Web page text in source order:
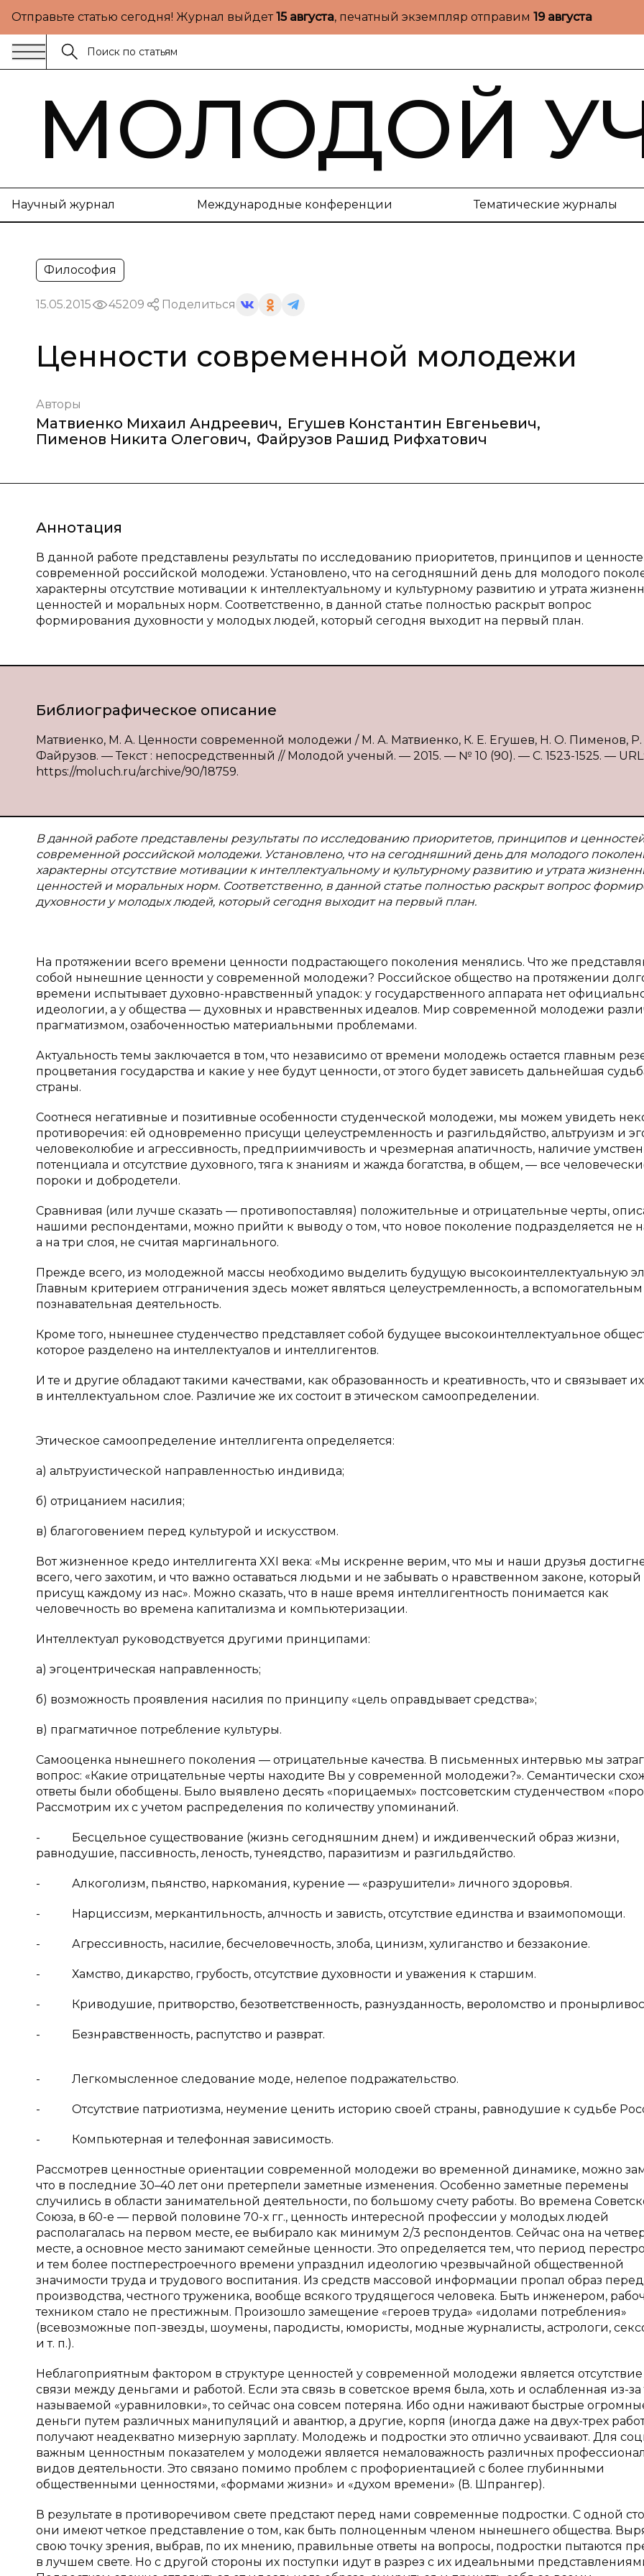
Отправьте статью сегодня! Журнал выйдет15 августа, печатный экземпляр отправим 19 августа
МОЛОДОЙ
Научный журнал Международные конференции Тематические журналы
Философия
15.05.2015 45209 Поделиться
Ценности современной молодежи
Авторы
Матвиенко Михаил Андреевич, Егушев Константин Евгеньевич,
Пименов Никита Олегович, Файрузов Рашид Рифхатович
Аннотация
В данной работе представлены результаты по исследованию приоритетов, принципов и
современной российской молодежи. Установлено, что на сегодняшний день для молодого
характерны отсутствие мотивации к интеллектуальному и культурному развитию и утрата
ценностей и моральных норм. Соответственно, в данной статье полностью раскрыт вопрос
формирования духовности у молодых людей, который сегодня выходит на первый план.
Библиографическое описание
Матвиенко, М. А. Ценности современной молодежи / М. А. Матвиенко, К. Е. Егушев, Н. О. Пименов, Р.
Файрузов. — Текст : непосредственный // Молодой ученый. — 2015. — № 10 (90). — С. 1523-1525. — URL:
https://moluch.ru/archive/90/18759.
В данной работе представлены результаты по исследованию приоритетов, принципов и
современной российской молодежи. Установлено, что на сегодняшний день для молодого
характерны отсутствие мотивации к интеллектуальному и культурному развитию и утрата
ценностей и моральных норм. Соответственно, в данной статье полностью раскрыт вопрос
духовности у молодых людей, который сегодня выходит на первый план.
На протяжении всего времени ценности подрастающего поколения менялись. Что же
собой нынешние ценности у современной молодежи? Российское общество на протяжении
времени испытывает духовно-нравственный упадок: у государственного аппарата нет
идеологии, а у общества — духовных и нравственных идеалов. Мир современной молодежи
прагматизмом, озабоченностью материальными проблемами.
Актуальность темы заключается в том, что независимо от времени молодежь остается главным
процветания государства и какие у нее будут ценности, от этого будет зависеть дальнейшая
страны.
Соотнеся негативные и позитивные особенности студенческой молодежи, мы можем увидеть
противоречия: ей одновременно присущи целеустремленность и разгильдяйство, альтруизм и
человеколюбие и агрессивность, предприимчивость и чрезмерная апатичность, наличие
потенциала и отсутствие духовного, тяга к знаниям и жажда богатства, в общем, — все
пороки и добродетели.
Сравнивая (или лучше сказать — противопоставляя) положительные и отрицательные черты,
нашими респондентами, можно прийти к выводу о том, что новое поколение подразделяется не
а на три слоя, не считая маргинального.
Прежде всего, из молодежной массы необходимо выделить будущую высокоинтеллектуальную
Главным критерием отграничения здесь может являться целеустремленность, а
познавательная деятельность.
Кроме того, нынешнее студенчество представляет собой будущее высокоинтеллектуальное
которое разделено на интеллектуалов и интеллигентов.
И те и другие обладают такими качествами, как образованность и креативность, что и связывает их
в интеллектуальном слое. Различие же их состоит в этическом самоопределении.
Этическое самоопределение интеллигента определяется:
а) альтруистической направленностью индивида;
б) отрицанием насилия;
в) благоговением перед культурой и искусством.
Вот жизненное кредо интеллигента XXI века: «Мы искренне верим, что мы и наши друзья
всего, чего захотим, и что важно оставаться людьми и не забывать о нравственном законе, который
присущ каждому из нас». Можно сказать, что в наше время интеллигентность понимается как
человечность во времена капитализма и компьютеризации.
Интеллектуал руководствуется другими принципами:
а) эгоцентрическая направленность;
б) возможность проявления насилия по принципу «цель оправдывает средства»;
в) прагматичное потребление культуры.
Самооценка нынешнего поколения — отрицательные качества. В письменных интервью мы
вопрос: «Какие отрицательные черты находите Вы у современной молодежи?». Семантически
ответы были обобщены. Было выявлено десять «порицаемых» постсоветским студенчеством
Рассмотрим их с учетом распределения по количеству упоминаний.
- Бесцельное существование (жизнь сегодняшним днем) и иждивенческий образ жизни,
равнодушие, пассивность, леность, тунеядство, паразитизм и разгильдяйство.
- Алкоголизм, пьянство, наркомания, курение — «разрушители» личного здоровья.
- Нарциссизм, меркантильность, алчность и зависть, отсутствие единства и взаимопомощи.
- Агрессивность, насилие, бесчеловечность, злоба, цинизм, хулиганство и беззаконие.
- Хамство, дикарство, грубость, отсутствие духовности и уважения к старшим.
- Криводушие, притворство, безответственность, разнузданность, вероломство и
- Безнравственность, распутство и разврат.
- Легкомысленное следование моде, нелепое подражательство.
- Отсутствие патриотизма, неумение ценить историю своей страны, равнодушие к судьбе
- Компьютерная и телефонная зависимость.
Рассмотрев ценностные ориентации современной молодежи во временной динамике, можно
что в последние 30–40 лет они претерпели заметные изменения. Особенно заметные перемены
случились в области занимательной деятельности, по большому счету работы. Во времена
Союза, в 60-е — первой половине 70-х гг., ценность интересной профессии у молодых людей
располагалась на первом месте, ее выбирало как минимум 2/3 респондентов. Сейчас она на
месте, а основное место занимают семейные ценности. Это определяется тем, что период
и тем более постперестроечного времени упразднил идеологию чрезвычайной общественной
значимости труда и трудового воспитания. Из средств массовой информации пропал образ
производства, честного труженика, вообще всякого трудящегося человека. Быть инженером,
техником стало не престижным. Произошло замещение «героев труда» «идолами потребления»
(всевозможные поп-звезды, шоумены, пародисты, юмористы, модные журналисты, астрологи,
и т. п.).
Неблагоприятным фактором в структуре ценностей у современной молодежи является отсутствие
связи между деньгами и работой. Если эта связь в советское время была, хоть и ослабленная из-за
называемой «уравниловки», то сейчас она совсем потеряна. Ибо одни наживают быстрые
деньги путем различных манипуляций и авантюр, а другие, корпя (иногда даже на двух-трех
получают неадекватно мизерную зарплату. Молодежь и подростки это отлично усваивают. Для
важным ценностным показателем у молодежи является немаловажность различных
видов деятельности. Это связано помимо проблем с профориентацией с более глубинными
общественными ценностями, «формами жизни» и «духом времени» (В. Шпрангер).
В результате в противоречивом свете предстают перед нами современные подростки. С одной
они имеют четкое представление о том, как быть полноценным членом нынешнего общества.
свою точку зрения, выбрав, по их мнению, правильные ответы на вопросы, подростки пытаются
в лучшем свете. Но с другой стороны их поступки идут в разрез с их идеальными